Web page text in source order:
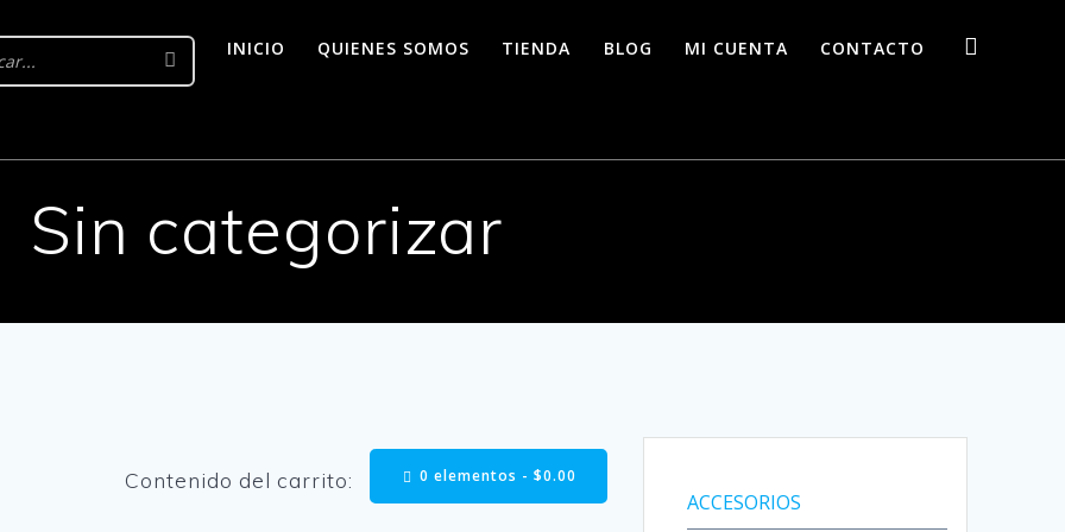
INICIO QUIENES SOMOS TIENDA BLOG MI CUENTA CONTACTO
Sin categorizar
Contenido del carrito: 0 elementos -$0.00
ACCESORIOS